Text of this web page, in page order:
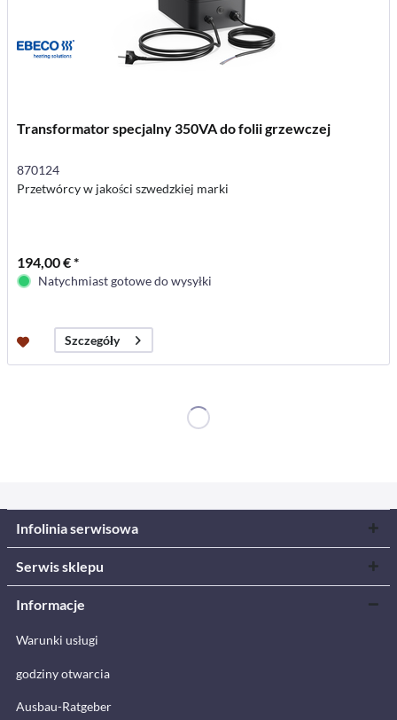
Transformator specjalny 350VA do folii grzewczej
870124
Przetwórcy w jakości szwedzkiej marki
194,00 € *
Natychmiast gotowe do wysyłki
Szczegóły
Infolinia serwisowa
Serwis sklepu
Informacje
Warunki usługi
godziny otwarcia
Ausbau-Ratgeber